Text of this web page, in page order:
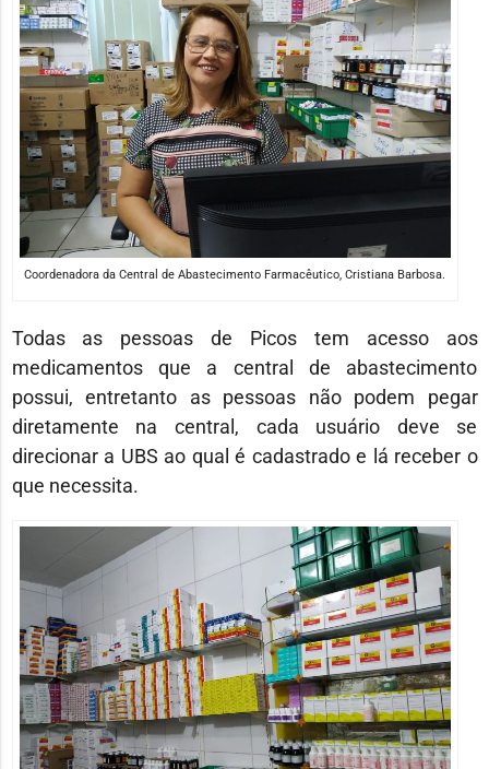
Coordenadora da Central de Abastecimento Farmacêutico, Cristiana Barbosa.
Todas as pessoas de Picos tem acesso aos
medicamentos que a central de abastecimento
possui, entretanto as pessoas não podem pegar
diretamente na central, cada usuário deve se
direcionar a UBS ao qual é cadastrado e lá receber o
que necessita.